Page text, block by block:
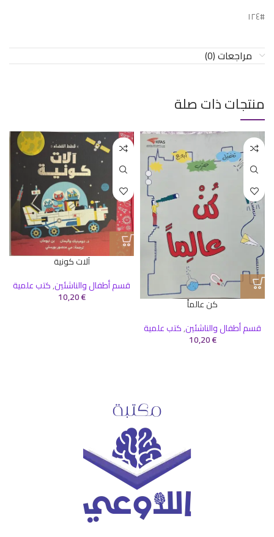
#١٢٤
مراجعات (0)
منتجات ذات صلة
كن عالماً
قسم أطفال والناشئين,كتب علمية
10,20€
آلات كونية
قسم أطفال والناشئين,كتب علمية
10,20€